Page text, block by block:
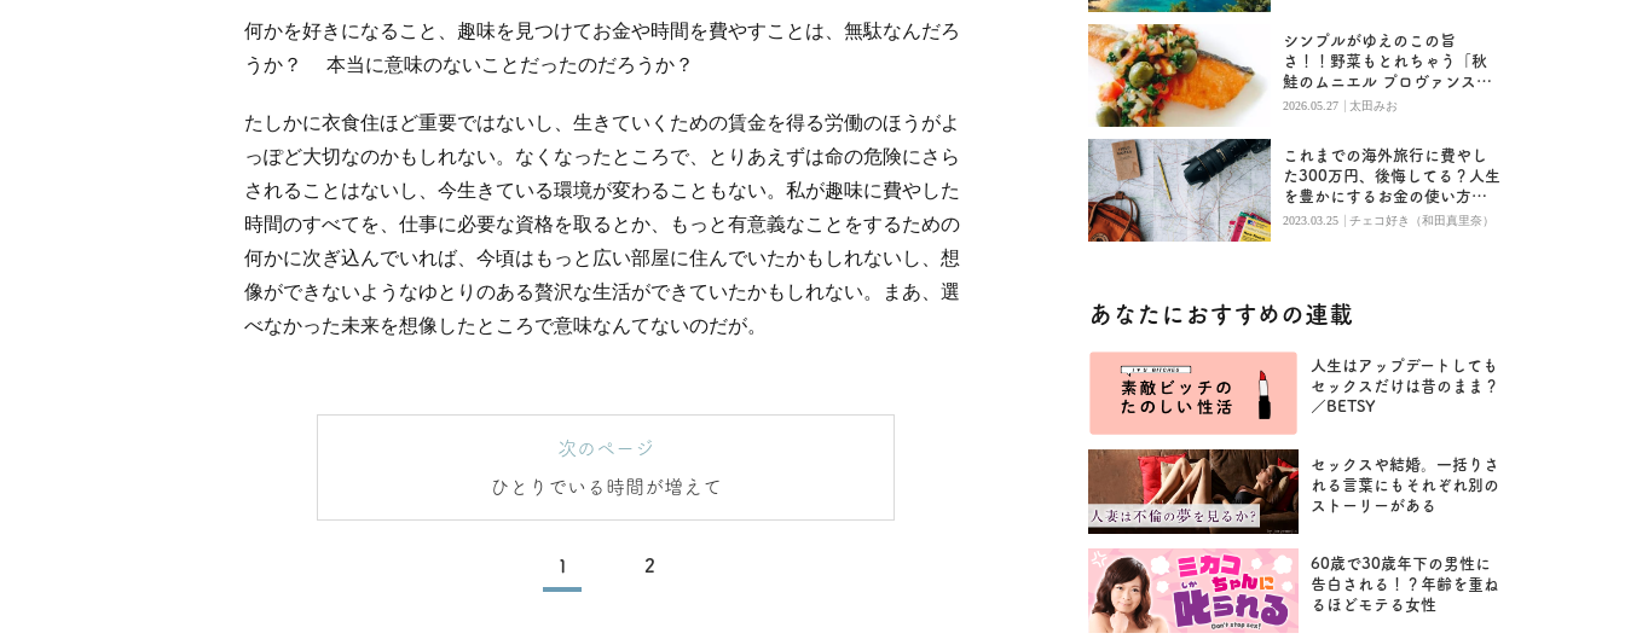
何かを好きになること、趣味を見つけてお金や時間を費やすことは、無駄なんだろ
うか？ 本当に意味のないことだったのだろうか？
たしかに衣食住ほど重要ではないし、生きていくための賃金を得る労働のほうがよ
っぽど大切なのかもしれない。なくなったところで、とりあえずは命の危険にさら
されることはないし、今生きている環境が変わることもない。私が趣味に費やした
時間のすべてを、仕事に必要な資格を取るとか、もっと有意義なことをするための
何かに次ぎ込んでいれば、今頃はもっと広い部屋に住んでいたかもしれないし、想
像ができないようなゆとりのある贅沢な生活ができていたかもしれない。まあ、選
べなかった未来を想像したところで意味なんてないのだが。
次のページ
ひとりでいる時間が増えて
1 2
シンプルがゆえのこの旨
さ！！野菜もとれちゃう「秋
鮭のムニエル プロヴァンス
風」
2026.05.27 | 太田みお
これまでの海外旅行に費やし
た300万円、後悔してる？人生
を豊かにするお金の使い方
『DIE WITH ZERO』
2023.03.25 | チェコ好き（和田真里奈）
あなたにおすすめの連載
人生はアップデートしても
セックスだけは昔のまま？
／BETSY
セックスや結婚。一括りさ
れる言葉にもそれぞれ別の
ストーリーがある
60歳で30歳年下の男性に
告白される！？年齢を重ね
るほどモテる女性